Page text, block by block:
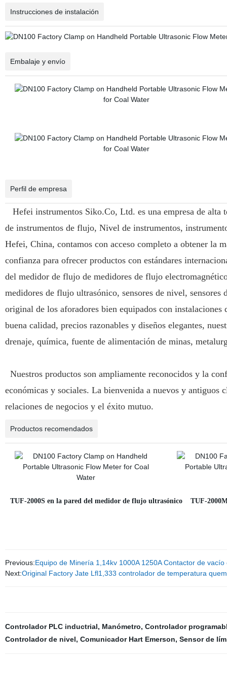
Instrucciones de instalación
Embalaje y envío
Perfil de empresa
Hefei instrumentos Siko.Co, Ltd. es una empresa de
de instrumentos de flujo, Nivel de instrumentos,
Hefei, China, contamos con acceso completo a obtener la
confianza para ofrecer productos con estándares
del medidor de flujo de medidores de flujo
medidores de flujo ultrasónico, sensores de nivel, sensores
original de los aforadores bien equipados con
buena calidad, precios razonables y diseños elegantes,
drenaje, química, fuente de alimentación de minas,
Nuestros productos son ampliamente reconocidos y la
económicas y sociales. La bienvenida a nuevos y antiguos
relaciones de negocios y el éxito mutuo.
Productos recomendados
TUF-2000S en la pared del medidor de flujo ultrasónico TUF-
Previous:Equipo de Minería 1,14kv 1000A 1250A Contactor de
Next:Original Factory Jate Lfl1,333 controlador de temperatura
Controlador PLC inductrial, Manómetro, Controlador
Controlador de nivel, Comunicador Hart Emerson, Sensor de